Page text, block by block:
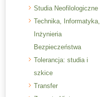
Studia Neofilologiczne
Technika, Informatyka,
Inżynieria
Bezpieczeństwa
Tolerancja: studia i
szkice
Transfer